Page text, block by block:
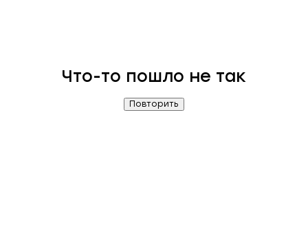
Что-то пошло не так
Повторить